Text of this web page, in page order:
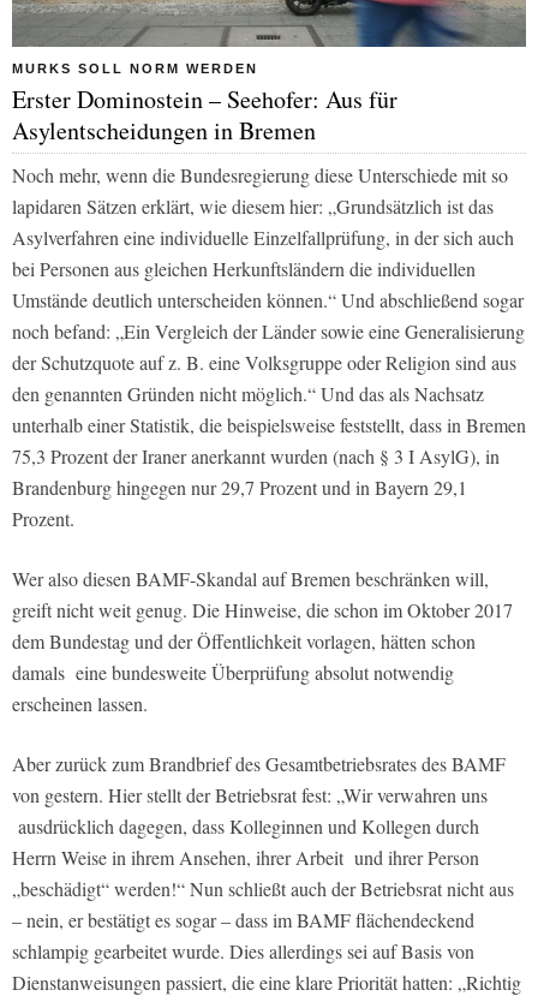
MURKS SOLL NORM WERDEN
Erster Dominostein – Seehofer: Aus für
Asylentscheidungen in Bremen
Noch mehr, wenn die Bundesregierung diese Unterschiede mit so
lapidaren Sätzen erklärt, wie diesem hier: „Grundsätzlich ist das
Asylverfahren eine individuelle Einzelfallprüfung, in der sich auch
bei Personen aus gleichen Herkunftsländern die individuellen
Umstände deutlich unterscheiden können.“ Und abschließend sogar
noch befand: „Ein Vergleich der Länder sowie eine Generalisierung
der Schutzquote auf z. B. eine Volksgruppe oder Religion sind aus
den genannten Gründen nicht möglich.“ Und das als Nachsatz
unterhalb einer Statistik, die beispielsweise feststellt, dass in Bremen
75,3 Prozent der Iraner anerkannt wurden (nach § 3 I AsylG), in
Brandenburg hingegen nur 29,7 Prozent und in Bayern 29,1
Prozent.
Wer also diesen BAMF-Skandal auf Bremen beschränken will,
greift nicht weit genug. Die Hinweise, die schon im Oktober 2017
dem Bundestag und der Öffentlichkeit vorlagen, hätten schon
damals eine bundesweite Überprüfung absolut notwendig
erscheinen lassen.
Aber zurück zum Brandbrief des Gesamtbetriebsrates des BAMF
von gestern. Hier stellt der Betriebsrat fest: „Wir verwahren uns
ausdrücklich dagegen, dass Kolleginnen und Kollegen durch
Herrn Weise in ihrem Ansehen, ihrer Arbeit und ihrer Person
„beschädigt“ werden!“ Nun schließt auch der Betriebsrat nicht aus
– nein, er bestätigt es sogar – dass im BAMF flächendeckend
schlampig gearbeitet wurde. Dies allerdings sei auf Basis von
Dienstanweisungen passiert, die eine klare Priorität hatten: „Richtig